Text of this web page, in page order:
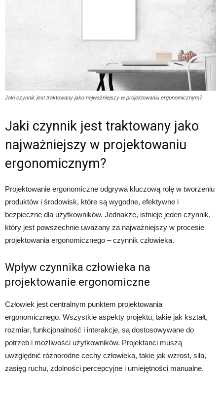
Jaki czynnik jest traktowany jako najważniejszy w projektowaniu ergonomicznym?
Jaki czynnik jest traktowany jako
najważniejszy w projektowaniu
ergonomicznym?
Projektowanie ergonomiczne odgrywa kluczową rolę w tworzeniu
produktów i środowisk, które są wygodne, efektywne i
bezpieczne dla użytkowników. Jednakże, istnieje jeden czynnik,
który jest powszechnie uważany za najważniejszy w procesie
projektowania ergonomicznego – czynnik człowieka.
Wpływ czynnika człowieka na
projektowanie ergonomiczne
Człowiek jest centralnym punktem projektowania
ergonomicznego. Wszystkie aspekty projektu, takie jak kształt,
rozmiar, funkcjonalność i interakcje, są dostosowywane do
potrzeb i możliwości użytkowników. Projektanci muszą
uwzględnić różnorodne cechy człowieka, takie jak wzrost, siła,
zasięg ruchu, zdolności percepcyjne i umiejętności manualne.